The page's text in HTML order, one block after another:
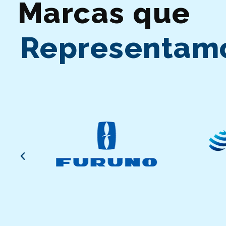
Marcas que